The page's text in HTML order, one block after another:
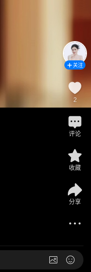
关注
2
评论
收藏
分享